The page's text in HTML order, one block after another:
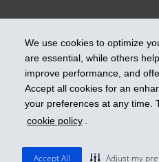
We use cookies to optimize
are essential, while others
improve performance, and
Accept all cookies for an
your preferences at any time.
cookie policy .
Accept All Adjust my
Prendre les